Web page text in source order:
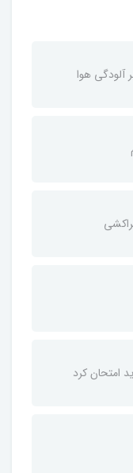
آلودگی هوا
امتحان کرد